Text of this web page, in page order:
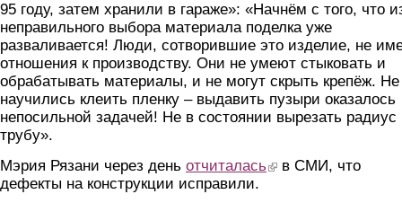
95 году, затем хранили в гараже»: «Начнём с того, что
неправильного выбора материала поделка уже
разваливается! Люди, сотворившие это изделие, не
отношения к производству. Они не умеют стыковать и
обрабатывать материалы, и не могут скрыть крепёж. Не
научились клеить пленку – выдавить пузыри оказалось
непосильной задачей! Не в состоянии вырезать радиус
трубу».
Мэрия Рязани через день отчиталась (link is external)
в СМИ, что
дефекты на конструкции исправили.